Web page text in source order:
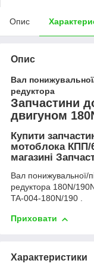
Опис
Опис
Вал
редуктора
Запчастини
двигуном
Купити
мотоблока КПП/6
магазині
Вал понижувальної/
редуктора 180N/
TA-004-180N/190 .
Приховати
Характеристики